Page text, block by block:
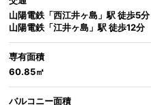
山陽電鉄「西江井ヶ島」駅 徒歩5分
山陽電鉄「江井ヶ島」駅 徒歩12分
専有面積
60.85㎡
バルコニー面積